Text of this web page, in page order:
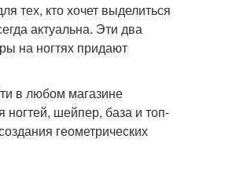
тех, кто хочет выделиться
актуальна. Эти два
на ногтях придают
в любом магазине
ногтей, шейпер, база и топ-
геометрических